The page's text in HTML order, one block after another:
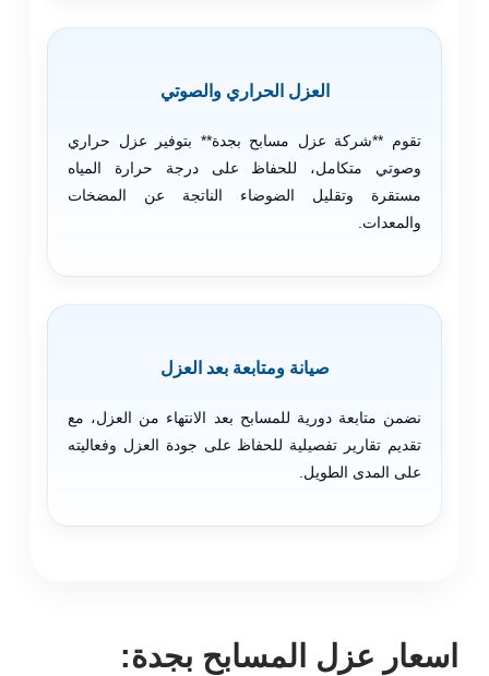
العزل الحراري والصوتي
تقوم **شركة عزل مسابح بجدة** بتوفير عزل حراري
وصوتي متكامل، للحفاظ على درجة حرارة المياه
مستقرة وتقليل الضوضاء الناتجة عن المضخات
والمعدات.
صيانة ومتابعة بعد العزل
نضمن متابعة دورية للمسابح بعد الانتهاء من العزل، مع
تقديم تقارير تفصيلية للحفاظ على جودة العزل وفعاليته
على المدى الطويل.
اسعار عزل المسابح بجدة: